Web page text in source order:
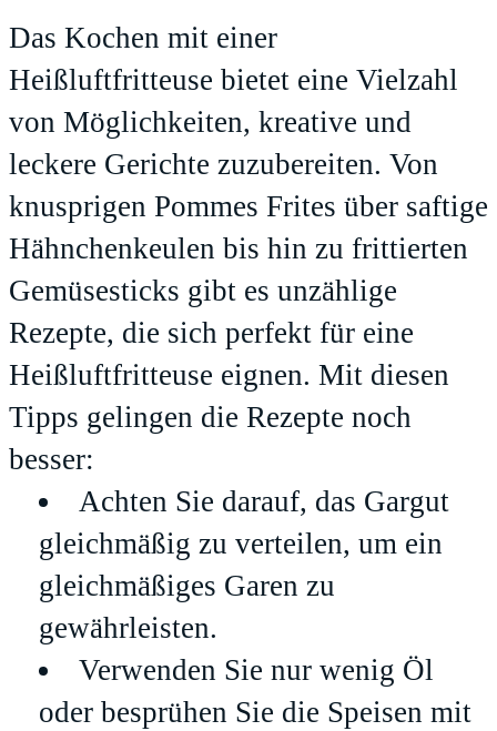
Das Kochen mit einer
Heißluftfritteuse bietet eine Vielzahl
von Möglichkeiten, kreative und
leckere Gerichte zuzubereiten. Von
knusprigen Pommes Frites über saftige
Hähnchenkeulen bis hin zu frittierten
Gemüsesticks gibt es unzählige
Rezepte, die sich perfekt für eine
Heißluftfritteuse eignen. Mit diesen
Tipps gelingen die Rezepte noch
besser:
Achten Sie darauf, das Gargut
gleichmäßig zu verteilen, um ein
gleichmäßiges Garen zu
gewährleisten.
Verwenden Sie nur wenig Öl
oder besprühen Sie die Speisen mit